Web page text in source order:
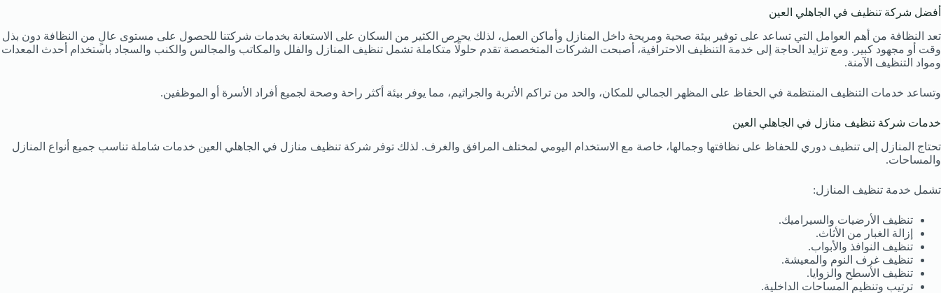
أفضل شركة تنظيف في الجاهلي العين
تعد النظافة من أهم العوامل التي تساعد على توفير بيئة صحية ومريحة داخل المنازل وأماكن العمل، لذلك يحرص الكثير من السكان على الاستعانة بخدمات شركتنا للحصول على مستوى عالٍ من النظافة دون بذل
وقت أو مجهود كبير. ومع تزايد الحاجة إلى خدمة التنظيف الاحترافية، أصبحت الشركات المتخصصة تقدم حلولًا متكاملة تشمل تنظيف المنازل والفلل والمكاتب والمجالس والكنب والسجاد باستخدام أحدث المعدات
ومواد التنظيف الآمنة.
وتساعد خدمات التنظيف المنتظمة في الحفاظ على المظهر الجمالي للمكان، والحد من تراكم الأتربة والجراثيم، مما يوفر بيئة أكثر راحة وصحة لجميع أفراد الأسرة أو الموظفين.
خدمات شركة تنظيف منازل في الجاهلي العين
تحتاج المنازل إلى تنظيف دوري للحفاظ على نظافتها وجمالها، خاصة مع الاستخدام اليومي لمختلف المرافق والغرف. لذلك توفر شركة تنظيف منازل في الجاهلي العين خدمات شاملة تناسب جميع أنواع المنازل
والمساحات.
تشمل خدمة تنظيف المنازل:
تنظيف الأرضيات والسيراميك.
إزالة الغبار من الأثاث.
تنظيف النوافذ والأبواب.
تنظيف غرف النوم والمعيشة.
تنظيف الأسطح والزوايا.
ترتيب وتنظيم المساحات الداخلية.